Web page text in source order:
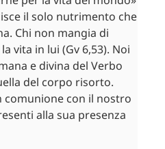
il solo nutrimento che
Chi non mangia di
vita in lui (Gv 6,53). Noi
e divina del Verbo
del corpo risorto.
comunione con il nostro
alla sua presenza